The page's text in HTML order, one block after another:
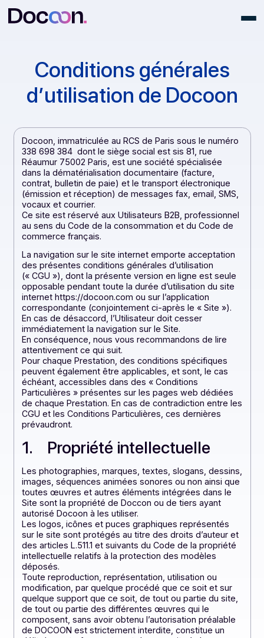
Conditions générales
d’utilisation de Docoon
Docoon, immatriculée au RCS de Paris sous le
338 698 384 dont le siège social est sis 81, rue
Réaumur 75002 Paris, est une société spécialisée
dans la dématérialisation documentaire (facture,
contrat, bulletin de paie) et le transport électronique
(émission et réception) de messages fax, email,
vocaux et courrier.
Ce site est réservé aux Utilisateurs B2B,
au sens du Code de la consommation et du Code de
commerce français.
La navigation sur le site internet emporte acceptation
des présentes conditions générales d’utilisation
(« CGU »), dont la présente version en ligne est seule
opposable pendant toute la durée d’utilisation du site
internet https://docoon.com ou sur l’application
correspondante (conjointement ci-après le « Site »).
En cas de désaccord, l’Utilisateur doit cesser
immédiatement la navigation sur le Site.
En conséquence, nous vous recommandons de lire
attentivement ce qui suit.
Pour chaque Prestation, des conditions spécifiques
peuvent également être applicables, et sont, le cas
échéant, accessibles dans des « Conditions
de chaque Prestation. En cas de contradiction entre
CGU et les Conditions Particulières, ces dernières
prévaudront.
1. Propriété intellectuelle
Les photographies, marques, textes, slogans,
images, séquences animées sonores ou non ainsi
toutes œuvres et autres éléments intégrées dans le
Site sont la propriété de Doccon ou de tiers ayant
autorisé Docoon à les utiliser.
Les logos, icônes et puces graphiques représentés
sur le site sont protégés au titre des droits d’auteur
des articles L.511.1 et suivants du Code de la propriété
intellectuelle relatifs à la protection des modèles
déposés.